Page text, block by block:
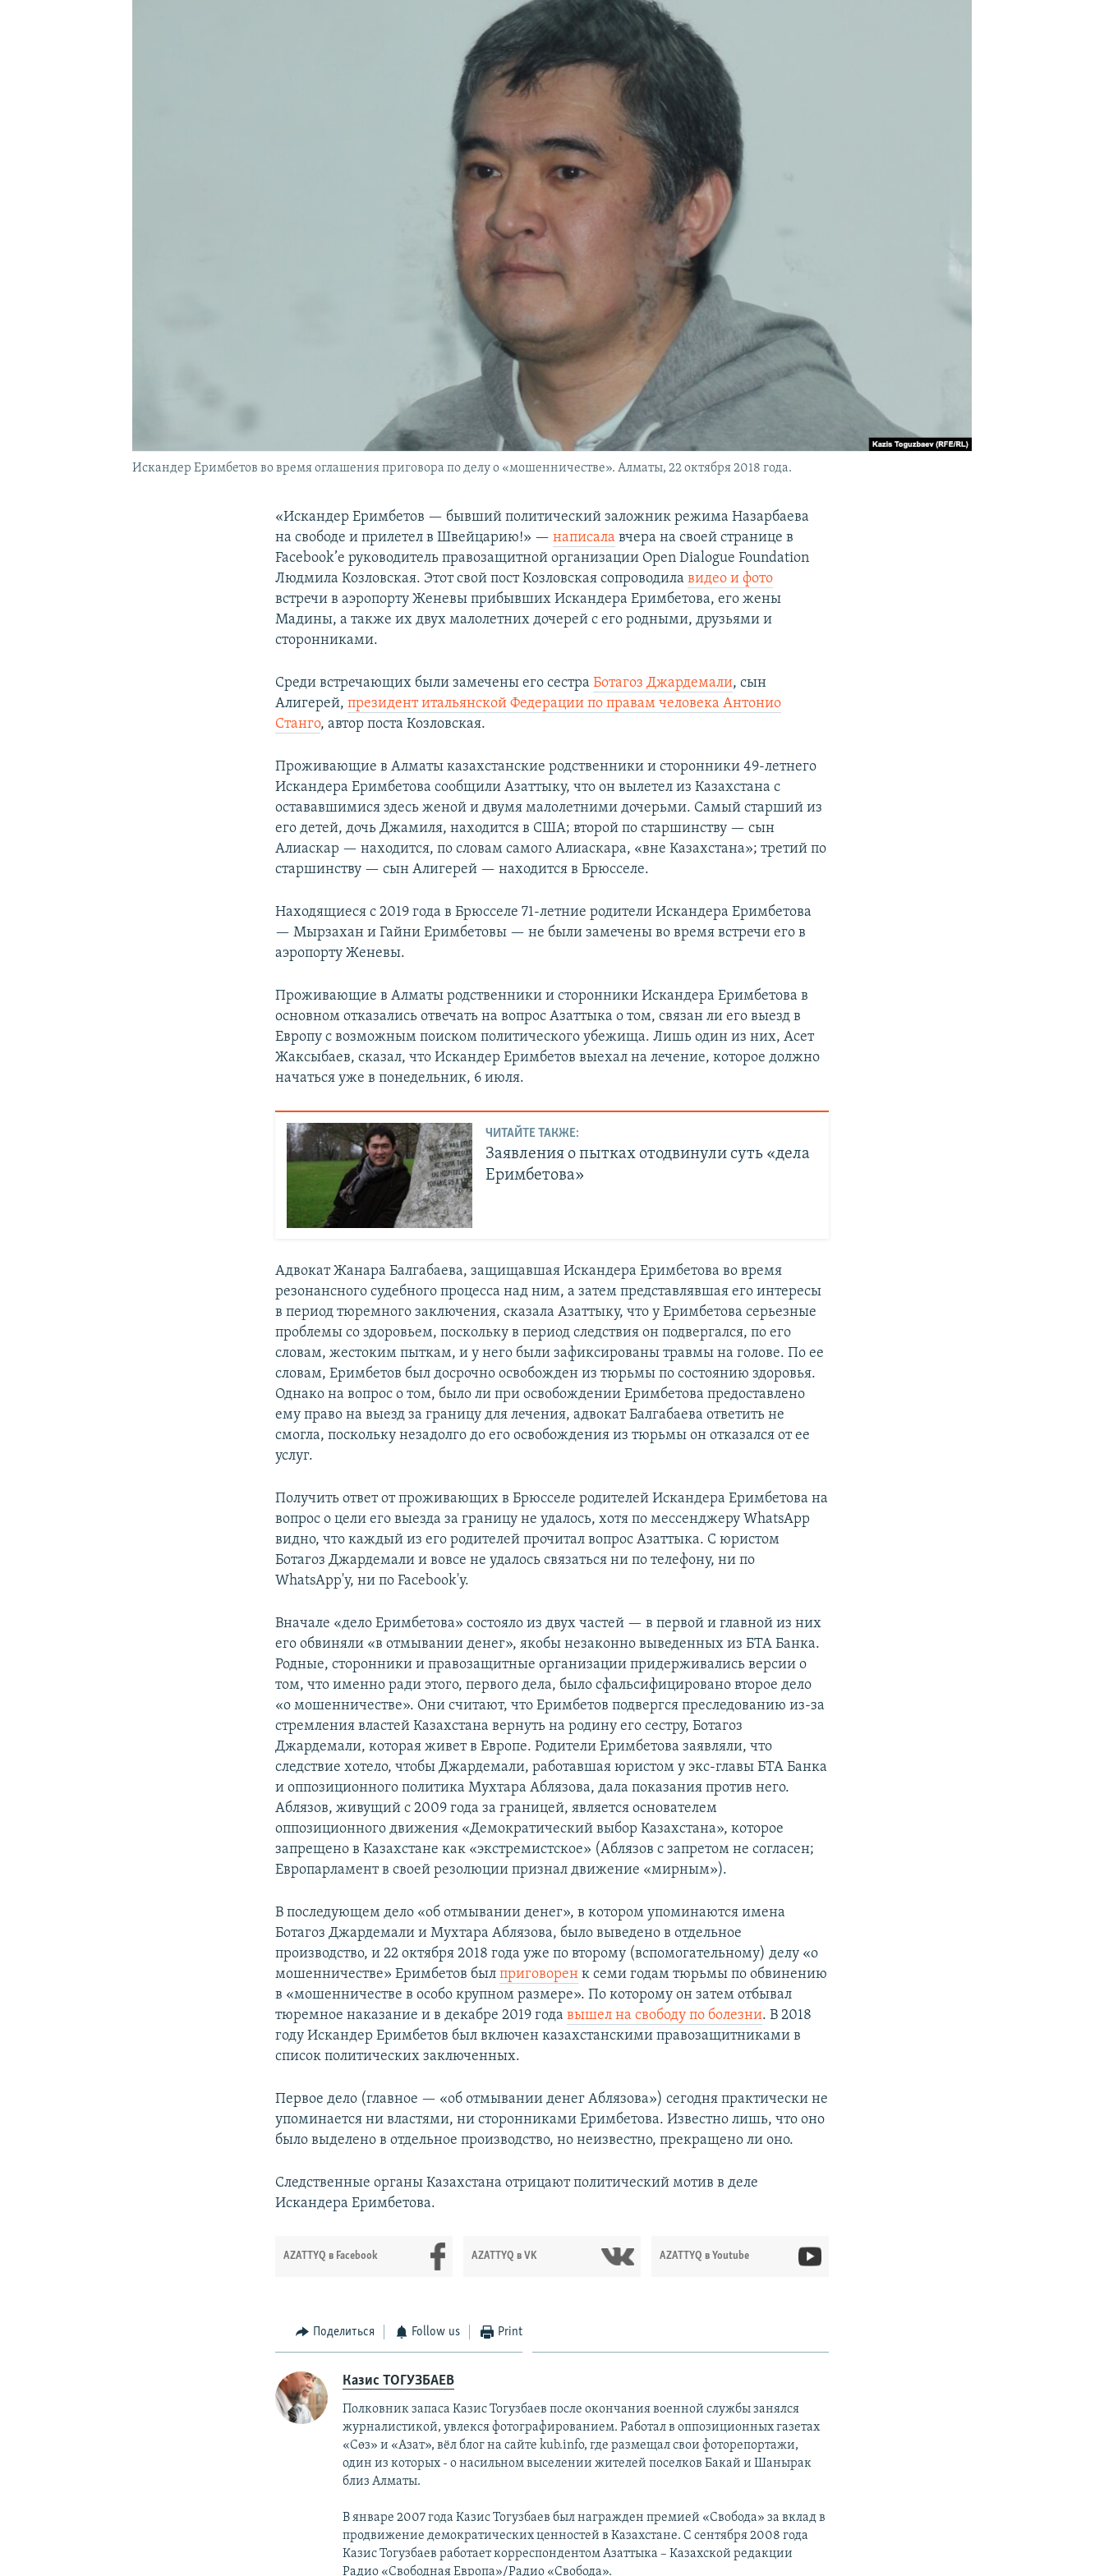
Искандер Еримбетов во время оглашения приговора по делу о «мошенничестве». Алматы, 22 октября 2018 года.
«Искандер Еримбетов — бывший политический заложник режима Назарбаева
на свободе и прилетел в Швейцарию!» —​написала вчера на своей странице в
Facebook’е руководитель правозащитной организации Open Dialogue Foundation
Людмила Козловская. Этот свой пост Козловская сопроводилавидео и фото
встречи в аэропорту Женевы прибывших Искандера Еримбетова, его жены
Мадины, а также их двух малолетних дочерей с его родными, друзьями и
сторонниками.
Среди встречающих были замечены его сестраБотагоз Джардемали, сын
Алигерей,президент итальянской Федерации по правам человека Антонио
Станго, автор поста Козловская.
Проживающие в Алматы казахстанские родственники и сторонники 49-летнего
Искандера Еримбетова сообщили Азаттыку, что он вылетел из Казахстана с
остававшимися здесь женой и двумя малолетними дочерьми. Самый старший из
его детей, дочь Джамиля, находится в США; второй по старшинству — сын
Алиаскар — находится, по словам самого Алиаскара, «вне Казахстана»; третий по
старшинству — сын Алигерей — находится в Брюсселе.
Находящиеся с 2019 года в Брюсселе 71-летние родители Искандера Еримбетова
— Мырзахан и Гайни Еримбетовы — не были замечены во время встречи его в
аэропорту Женевы.
Проживающие в Алматы родственники и сторонники Искандера Еримбетова в
основном отказались отвечать на вопрос Азаттыка о том, связан ли его выезд в
Европу с возможным поиском политического убежища. Лишь один из них, Асет
Жаксыбаев, сказал, что Искандер Еримбетов выехал на лечение, которое должно
начаться уже в понедельник, 6 июля.
ЧИТАЙТЕ ТАКЖЕ:
Заявления о пытках отодвинули суть «дела
Еримбетова»
Адвокат Жанара Балгабаева, защищавшая Искандера Еримбетова во время
резонансного судебного процесса над ним, а затем представлявшая его интересы
в период тюремного заключения, сказала Азаттыку, что у Еримбетова серьезные
проблемы со здоровьем, поскольку в период следствия он подвергался, по его
словам, жестоким пыткам, и у него были зафиксированы травмы на голове. По ее
словам, Еримбетов был досрочно освобожден из тюрьмы по состоянию здоровья.
Однако на вопрос о том, было ли при освобождении Еримбетова предоставлено
ему право на выезд за границу для лечения, адвокат Балгабаева ответить не
смогла, поскольку незадолго до его освобождения из тюрьмы он отказался от ее
услуг.
Получить ответ от проживающих в Брюсселе родителей Искандера Еримбетова на
вопрос о цели его выезда за границу не удалось, хотя по мессенджеру WhatsApp
видно, что каждый из его родителей прочитал вопрос Азаттыка. С юристом
Ботагоз Джардемали и вовсе не удалось связаться ни по телефону, ни по
WhatsApp'у, ни по Facebook'у.
Вначале «дело Еримбетова» состояло из двух частей — в первой и главной из них
его обвиняли «в отмывании денег», якобы незаконно выведенных из БТА Банка.
Родные, сторонники и правозащитные организации придерживались версии о
том, что именно ради этого, первого дела, было сфальсифицировано второе дело
«о мошенничестве». Они считают, что Еримбетов подвергся преследованию из-за
стремления властей Казахстана вернуть на родину его сестру, Ботагоз
Джардемали, которая живет в Европе. Родители Еримбетова заявляли, что
следствие хотело, чтобы Джардемали, работавшая юристом у экс-главы БТА Банка
и оппозиционного политика Мухтара Аблязова, дала показания против него.
Аблязов, живущий с 2009 года за границей, является основателем
оппозиционного движения «Демократический выбор Казахстана», которое
запрещено в Казахстане как «экстремистское» (Аблязов с запретом не согласен;
Европарламент в своей резолюции признал движение «мирным»).
В последующем дело «об отмывании денег», в котором упоминаются имена
Ботагоз Джардемали и Мухтара Аблязова, было выведено в отдельное
производство, и 22 октября 2018 года уже по второму (вспомогательному) делу «о
мошенничестве» Еримбетов былприговорен к семи годам тюрьмы по обвинению
в «мошенничестве в особо крупном размере». По которому он затем отбывал
тюремное наказание и в декабре 2019 годавышел на свободу по болезни. В 2018
году Искандер Еримбетов был включен казахстанскими правозащитниками в
список политических заключенных.
Первое дело (главное — «об отмывании денег Аблязова») сегодня практически не
упоминается ни властями, ни сторонниками Еримбетова. Известно лишь, что оно
было выделено в отдельное производство, но неизвестно, прекращено ли оно.
Следственные органы Казахстана отрицают политический мотив в деле
Искандера Еримбетова.
AZATTYQ в Facebook AZATTYQ в VK AZATTYQ в Youtube
Поделиться Follow us Print
Казис ТОГУЗБАЕВ
Полковник запаса Казис Тогузбаев после окончания военной службы занялся
журналистикой, увлекся фотографированием. Работал в оппозиционных газетах
«Сөз» и «Азат», вёл блог на сайте kub.info, где размещал свои фоторепортажи,
один из которых - о насильном выселении жителей поселков Бакай и Шанырак
близ Алматы.
В январе 2007 года Казис Тогузбаев был награжден премией «Свобода» за вклад в
продвижение демократических ценностей в Казахстане. С сентября 2008 года
Казис Тогузбаев работает корреспондентом Азаттыка – Казахской редакции
Радио «Свободная Европа»/Радио «Свобода».